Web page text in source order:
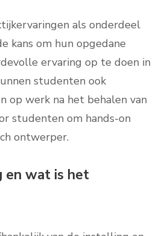
als onderdeel
kans om hun opgedane
ervaring op te doen in
studenten ook
op werk na het behalen van
studenten om hands-on
ontwerper.
en wat is het